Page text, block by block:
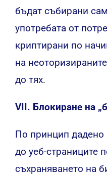
бъдат събирани
употребата от
криптирани по
на
до тях.
VII. Блокиране на
По принцип
до уеб-страниците
съхраняването на